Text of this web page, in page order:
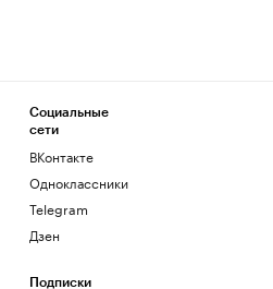
Социальные
сети
ВКонтакте
Одноклассники
Telegram
Дзен
Подписки